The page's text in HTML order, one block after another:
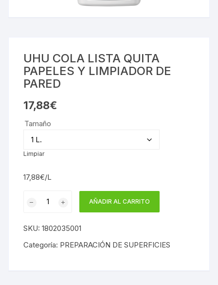
UHU COLA LISTA QUITA
PAPELES Y LIMPIADOR DE
PARED
17,88€
Tamaño
Limpiar
17,88€/L
QUITA
PAPELES
AÑADIR AL CARRITO
SKU:1802035001
Categoría: PREPARACIÓN DE SUPERFICIES